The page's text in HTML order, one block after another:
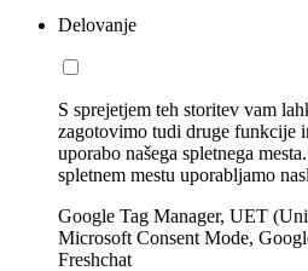
Delovanje
S sprejetjem teh storitev vam
zagotovimo tudi druge funkcije
uporabo našega spletnega
spletnem mestu uporabljamo
Google Tag Manager, UET
Microsoft Consent Mode,
Freshchat